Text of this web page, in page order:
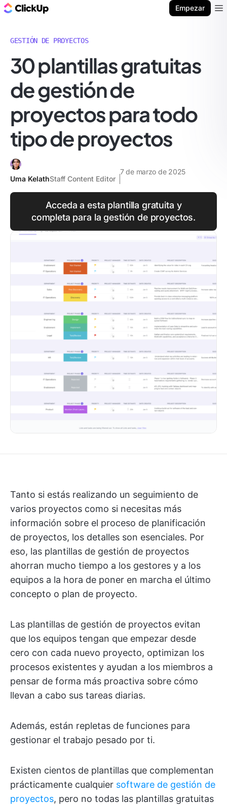
Empezar
GESTIÓN DE PROYECTOS
30 plantillas gratuitas
de gestión de
proyectos para todo
tipo de proyectos
Uma KelathStaff Content Editor
7 de marzo de 2025
Acceda a esta plantilla gratuita y
completa para la gestión de proyectos.
Tanto si estás realizando un seguimiento de
varios proyectos como si necesitas más
información sobre el proceso de planificación
de proyectos, los detalles son esenciales. Por
eso, las plantillas de gestión de proyectos
ahorran mucho tiempo a los gestores y a los
equipos a la hora de poner en marcha el último
concepto o plan de proyecto.
Las plantillas de gestión de proyectos evitan
que los equipos tengan que empezar desde
cero con cada nuevo proyecto, optimizan los
procesos existentes y ayudan a los miembros a
pensar de forma más proactiva sobre cómo
llevan a cabo sus tareas diarias.
Además, están repletas de funciones para
gestionar el trabajo pesado por ti.
Existen cientos de plantillas que complementan
prácticamente cualquier software de gestión de
proyectos, pero no todas las plantillas gratuitas